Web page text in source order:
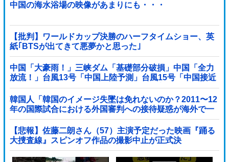
中国の海水浴場の映像があまりにも・・・
【批判】ワールドカップ決勝のハーフタイムショー、英
紙｢BTSが出てきて悪夢かと思った｣
中国「大豪雨！」三峡ダム「基礎部分破損」中国「全力
放流！」台風13号「中国上陸予測」台風15号「中国接近
（画像」中国「台風同時上陸！（穀物生産が壊滅危機」
→
韓国人「韓国のイメージ失墜は免れないのか？2011〜12
年の国際試合における外国審判への接待疑惑が海外で一
斉に報じられる‥」
【悲報】佐藤二朗さん（57）主演予定だった映画『踊る
大捜査線』スピンオフ作品の撮影中止が正式決
定・・・・・・・・・他